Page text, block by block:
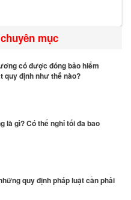
mục
có được đóng bảo hiểm
quy định như thế nào?
là gì? Có thể nghỉ tối đa bao
quy định pháp luật cần phải